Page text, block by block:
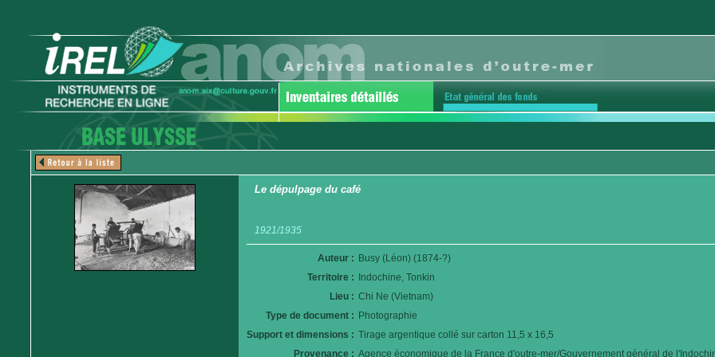
Le dépulpage du café
1921/1935
Auteur : Busy (Léon) (1874-?)
Territoire :
Indochine, Tonkin
Lieu : Chi Ne (Vietnam)
Type de document : Photographie
Support et dimensions : Tirage argentique collé sur carton 11,5 x 16,5
Provenance : Agence économique de la France d'outre-mer/Gouvernement général de